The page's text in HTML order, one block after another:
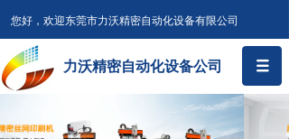
您好，欢迎东莞市力沃精密自动化设备有限公司
力沃精密自动化设备公司